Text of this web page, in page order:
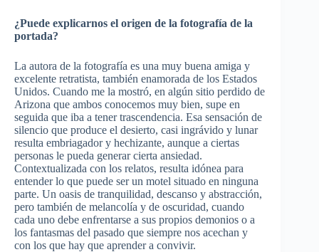
¿Puede explicarnos el origen de la fotografía de la
portada?
La autora de la fotografía es una muy buena amiga y
excelente retratista, también enamorada de los Estados
Unidos. Cuando me la mostró, en algún sitio perdido de
Arizona que ambos conocemos muy bien, supe en
seguida que iba a tener trascendencia. Esa sensación de
silencio que produce el desierto, casi ingrávido y lunar
resulta embriagador y hechizante, aunque a ciertas
personas le pueda generar cierta ansiedad.
Contextualizada con los relatos, resulta idónea para
entender lo que puede ser un motel situado en ninguna
parte. Un oasis de tranquilidad, descanso y abstracción,
pero también de melancolía y de oscuridad, cuando
cada uno debe enfrentarse a sus propios demonios o a
los fantasmas del pasado que siempre nos acechan y
con los que hay que aprender a convivir.